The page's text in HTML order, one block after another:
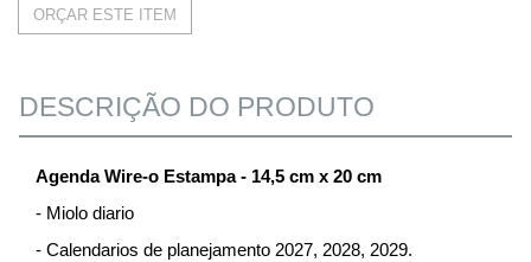
ORÇAR ESTE ITEM
DESCRIÇÃO DO PRODUTO
Agenda Wire-o Estampa - 14,5 cm x 20 cm
- Miolo diario
- Calendarios de planejamento 2027, 2028, 2029.